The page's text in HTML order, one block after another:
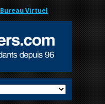
Virtuel